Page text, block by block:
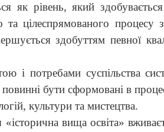
як рівень, який
цілеспрямованого процесу
здобуттям певної
і потребами суспільства
бути сформовані в
культури та мистецтва.
вища освіта»